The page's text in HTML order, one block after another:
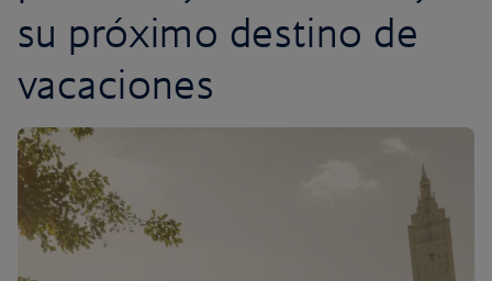
su próximo destino de
vacaciones